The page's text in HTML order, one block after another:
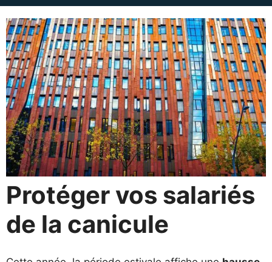
Protéger vos salariés
de la canicule